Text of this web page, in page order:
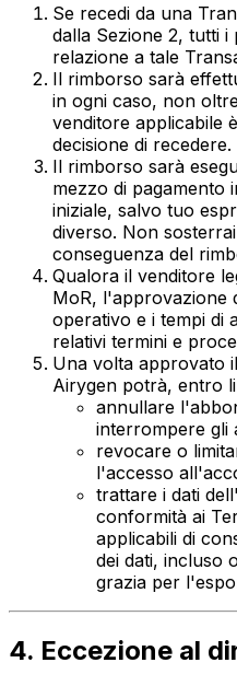
Se recedi da una
dalla Sezione 2, tutti i
relazione a tale
Il rimborso sarà
in ogni caso, non
venditore applicabile
decisione di recedere.
Il rimborso sarà
mezzo di pagamento
iniziale, salvo tuo
diverso. Non
conseguenza del
Qualora il venditore
MoR, l'approvazione
operativo e i tempi di
relativi termini e
Una volta approvato
Airygen potrà, entro
annullare
interrompere gli
revocare o
l'accesso
trattare i dati
conformità ai
applicabili di
dei dati, incluso
grazia per
4. Eccezione al